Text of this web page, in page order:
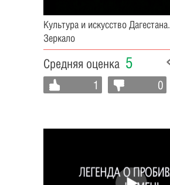
Культура и искусство Дагестана.
Зеркало
Средняя оценка 5
1 0